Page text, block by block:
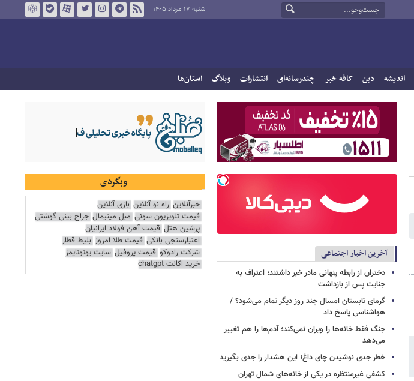
شنبه ۱۷ مرداد ۱۴۰۵
اندیشه دین کافه خبر چندرسانه‌ای انتشارات وبلاگ استان‌ها
آخرین اخبار اجتماعی
دختران از رابطه پنهانی مادر خبر داشتند؛ اعتراف به
جنایت پس از بازداشت
گرمای تابستان امسال چند روز دیگر تمام می‌شود؟ /
هواشناسی پاسخ داد
جنگ فقط خانه‌ها را ویران نمی‌کند؛ آدم‌ها را هم تغییر
می‌دهد
خطر جدی نوشیدن چای داغ؛ این هشدار را جدی بگیرید
کشفی غیرمنتظره در یکی از خانه‌های شمال تهران
وبگردی
خبرآنلاین راه نو آنلاین بازی آنلاین
قیمت تلویزیون سونی مبل مینیمال جراح بینی گوشتی
پرشین هتل قیمت آهن فولاد ایرانیان
اعتبارسنجی بانکی قیمت طلا امروز بلیط قطار
شرکت رادوکو قیمت پروفیل سایت یوتوتایمز
خرید اکانت chatgpt